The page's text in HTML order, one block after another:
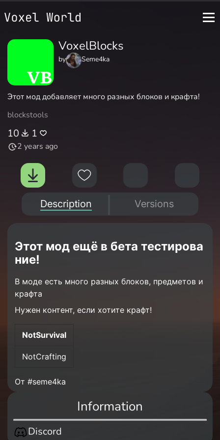
VoxelBlocks
by Seme4ka
Этот мод добавляет много разных блоков и крафта!
blockstools
10 1
2 years ago
Description Versions
Этот мод ещё в бета тестирова
ние!
В моде есть много разных блоков, предметов и
крафта
Нужен контент, если хотите крафт!
NotSurvival
NotCrafting
От #seme4ka
Information
Discord